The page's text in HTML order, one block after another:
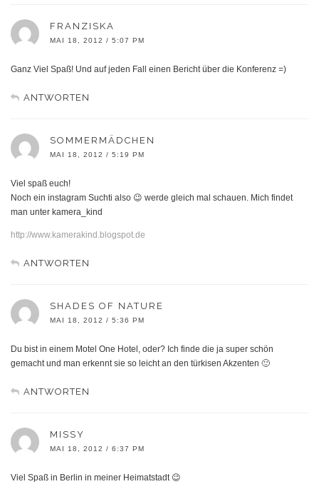
FRANZISKA
MAI 18, 2012 / 5:07 PM
Ganz Viel Spaß! Und auf jeden Fall einen Bericht über die Konferenz =)
ANTWORTEN
SOMMERMÄDCHEN
MAI 18, 2012 / 5:19 PM
Viel spaß euch!
Noch ein instagram Suchti also 😉 werde gleich mal schauen. Mich findet
man unter kamera_kind
http://www.kamerakind.blogspot.de
ANTWORTEN
SHADES OF NATURE
MAI 18, 2012 / 5:36 PM
Du bist in einem Motel One Hotel, oder? Ich finde die ja super schön
gemacht und man erkennt sie so leicht an den türkisen Akzenten 🙂
ANTWORTEN
MISSY
MAI 18, 2012 / 6:37 PM
Viel Spaß in Berlin in meiner Heimatstadt 😉